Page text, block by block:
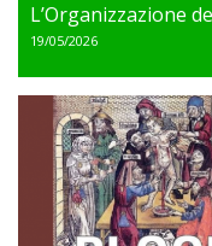
L’Organizzazione
19/05/2026